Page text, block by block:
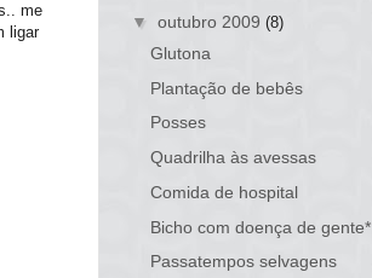
me
ligar
▼ outubro 2009 (8)
Glutona
Plantação de bebês
Posses
Quadrilha às avessas
Comida de hospital
Bicho com doença de gente*
Passatempos selvagens